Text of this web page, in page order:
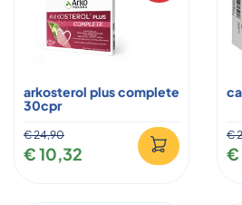
arkosterol plus complete
30cpr
€ 24,90
€ 10,32
€
€